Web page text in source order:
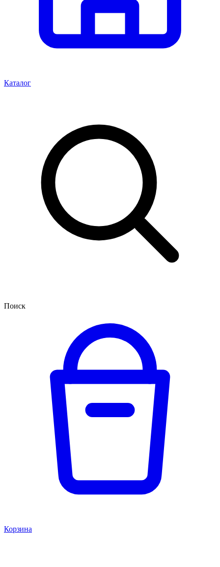
Каталог
Поиск
Корзина